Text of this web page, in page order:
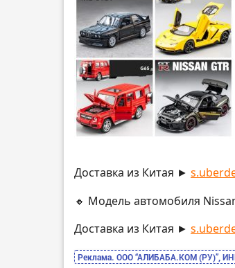
Доставка из Китая ►
🔸 Модель автомобиля
Доставка из Китая ►
Реклама. ООО “АЛИБАБА.КОМ (РУ)”,